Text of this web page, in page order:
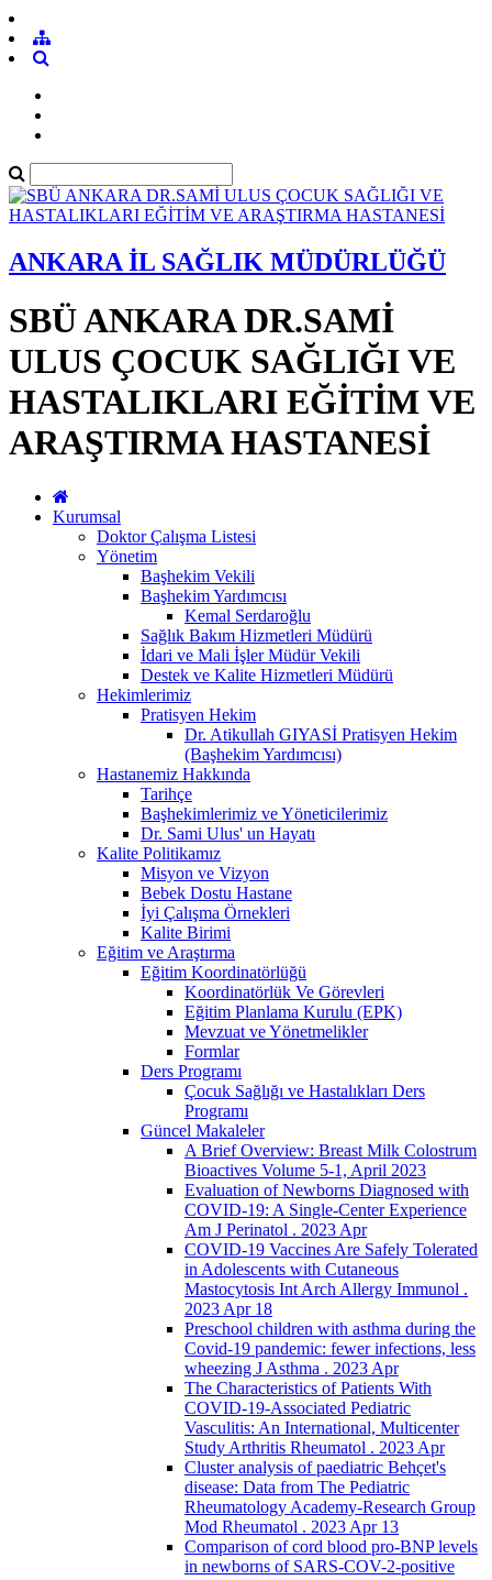
ANKARA İL SAĞLIK MÜDÜRLÜĞÜ
SBÜ ANKARA DR.SAMİ
ULUS ÇOCUK SAĞLIĞI VE
HASTALIKLARI EĞİTİM VE
ARAŞTIRMA HASTANESİ
Kurumsal
Doktor Çalışma Listesi
Yönetim
Başhekim Vekili
Başhekim Yardımcısı
Kemal Serdaroğlu
Sağlık Bakım Hizmetleri Müdürü
İdari ve Mali İşler Müdür Vekili
Destek ve Kalite Hizmetleri Müdürü
Hekimlerimiz
Pratisyen Hekim
Dr. Atikullah GIYASİ Pratisyen Hekim
(Başhekim Yardımcısı)
Hastanemiz Hakkında
Tarihçe
Başhekimlerimiz ve Yöneticilerimiz
Dr. Sami Ulus' un Hayatı
Kalite Politikamız
Misyon ve Vizyon
Bebek Dostu Hastane
İyi Çalışma Örnekleri
Kalite Birimi
Eğitim ve Araştırma
Eğitim Koordinatörlüğü
Koordinatörlük Ve Görevleri
Eğitim Planlama Kurulu (EPK)
Mevzuat ve Yönetmelikler
Formlar
Ders Programı
Çocuk Sağlığı ve Hastalıkları Ders
Programı
Güncel Makaleler
A Brief Overview: Breast Milk Colostrum
Bioactives Volume 5-1, April 2023
Evaluation of Newborns Diagnosed with
COVID-19: A Single-Center Experience
Am J Perinatol . 2023 Apr
COVID-19 Vaccines Are Safely Tolerated
in Adolescents with Cutaneous
Mastocytosis Int Arch Allergy Immunol .
2023 Apr 18
Preschool children with asthma during the
Covid-19 pandemic: fewer infections, less
wheezing J Asthma . 2023 Apr
The Characteristics of Patients With
COVID-19-Associated Pediatric
Vasculitis: An International, Multicenter
Study Arthritis Rheumatol . 2023 Apr
Cluster analysis of paediatric Behçet's
disease: Data from The Pediatric
Rheumatology Academy-Research Group
Mod Rheumatol . 2023 Apr 13
Comparison of cord blood pro-BNP levels
in newborns of SARS-COV-2-positive